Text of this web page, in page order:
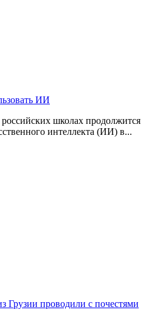
ИИ
школах продолжится
интеллекта (ИИ) в...
Грузии проводили с почестями